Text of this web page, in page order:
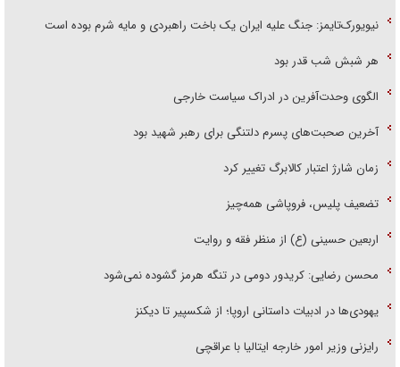
نیویورک‌تایمز: جنگ علیه ایران یک باخت راهبردی و مایه شرم بوده است
هر شبش شب قدر بود
الگوی وحدت‌آفرین در ادراک سیاست خارجی
آخرین صحبت‌های پسرم دلتنگی برای رهبر شهید بود
زمان شارژ اعتبار کالابرگ تغییر کرد
تضعیف پلیس، فروپاشی همه‌چیز
اربعین حسینی (ع) از منظر فقه و روایت
محسن رضایی: کریدور دومی در تنگه هرمز گشوده نمی‌شود
یهودی‌ها در ادبیات داستانی اروپا؛ از شکسپیر تا دیکنز
رایزنی وزیر امور خارجه ایتالیا با عراقچی